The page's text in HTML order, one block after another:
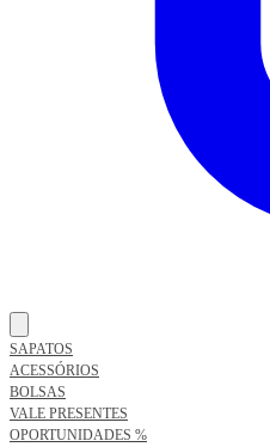
SAPATOS
ACESSÓRIOS
BOLSAS
VALE PRESENTES
OPORTUNIDADES %